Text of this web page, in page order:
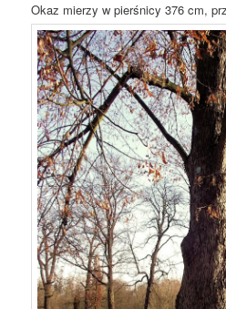
Okaz mierzy w pierśnicy 376 cm,